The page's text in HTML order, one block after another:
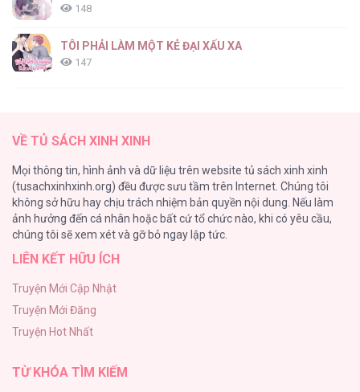
148
TÔI PHẢI LÀM MỘT KẺ ĐẠI XẤU XA
147
116
Làm vị cứu tinh thật dễ dàng
113
|END| Định Tên Mối Quan Hệ
Phạm Luật
106
VỀ TỦ SÁCH XINH XINH
Mọi thông tin, hình ảnh và dữ liệu trên website tủ sách xinh xinh
(tusachxinhxinh.org) đều được sưu tầm trên Internet. Chúng tôi
không sở hữu hay chịu trách nhiệm bản quyền nội dung. Nếu làm
ảnh hưởng đến cá nhân hoặc bất cứ tổ chức nào, khi có yêu cầu,
chúng tôi sẽ xem xét và gỡ bỏ ngay lập tức.
LIÊN KẾT HỮU ÍCH
Truyện Mới Cập Nhật
Truyện Mới Đăng
Truyện Hot Nhất
TỪ KHÓA TÌM KIẾM